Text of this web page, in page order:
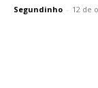
Segundinho - 12 de